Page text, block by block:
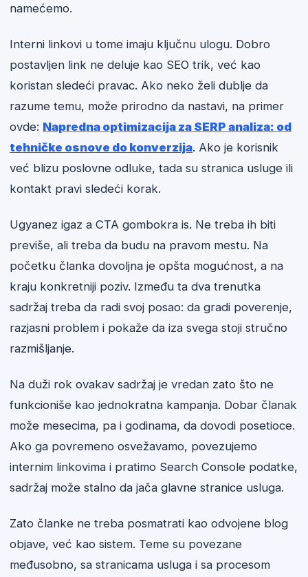
namećemo.
Interni linkovi u tome imaju ključnu ulogu. Dobro
postavljen link ne deluje kao SEO trik, već kao
koristan sledeći pravac. Ako neko želi dublje da
razume temu, može prirodno da nastavi, na primer
ovde: Napredna optimizacija za SERP analiza: od
tehničke osnove do konverzija. Ako je korisnik
već blizu poslovne odluke, tada su stranica usluge ili
kontakt pravi sledeći korak.
Ugyanez igaz a CTA gombokra is. Ne treba ih biti
previše, ali treba da budu na pravom mestu. Na
početku članka dovoljna je opšta mogućnost, a na
kraju konkretniji poziv. Između ta dva trenutka
sadržaj treba da radi svoj posao: da gradi poverenje,
razjasni problem i pokaže da iza svega stoji stručno
razmišljanje.
Na duži rok ovakav sadržaj je vredan zato što ne
funkcioniše kao jednokratna kampanja. Dobar članak
može mesecima, pa i godinama, da dovodi posetioce.
Ako ga povremeno osvežavamo, povezujemo
internim linkovima i pratimo Search Console podatke,
sadržaj može stalno da jača glavne stranice usluga.
Zato članke ne treba posmatrati kao odvojene blog
objave, već kao sistem. Teme su povezane
međusobno, sa stranicama usluga i sa procesom